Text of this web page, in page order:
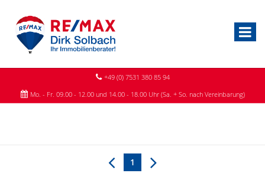
+49 (0) 7531 380 85 94
Mo. - Fr. 09.00 - 12.00 und 14.00 - 18.00 Uhr (Sa. + So. nach Vereinbarung)
1